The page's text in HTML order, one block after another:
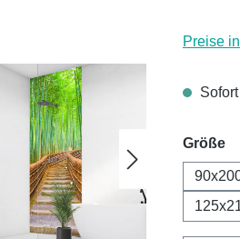
Preise
Größe